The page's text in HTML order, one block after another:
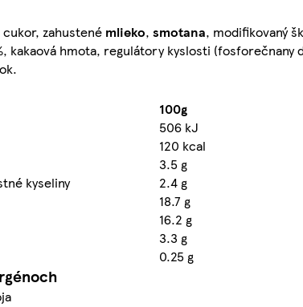
cukor, zahustené mlieko, smotana, modifikovaný
kakaová hmota, regulátory kyslosti (fosforečnany
100g
506 kJ
120 kcal
3.5 g
kyseliny
2.4 g
18.7 g
16.2 g
3.3 g
0.25 g